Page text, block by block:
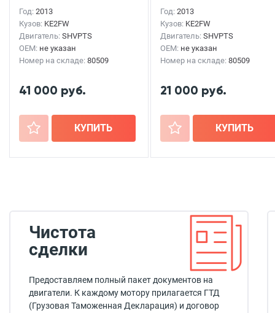
Год: 2013
Кузов: KE2FW
Двигатель: SHVPTS
OEM: не указан
Номер на складе: 80509
41 000 руб.
+ КУПИТЬ
Год: 2013
Кузов: KE2FW
Двигатель: SHVPTS
OEM: не указан
Номер на складе: 80509
21 000 руб.
+ КУПИТЬ
Чистота
сделки
Предоставляем полный пакет документов на
двигатели. К каждому мотору прилагается ГТД
(Грузовая Таможенная Декларация) и договор